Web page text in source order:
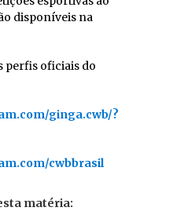
disponíveis na
perfis oficiais do
ginga.cwb/?
cwbbrasil
matéria: